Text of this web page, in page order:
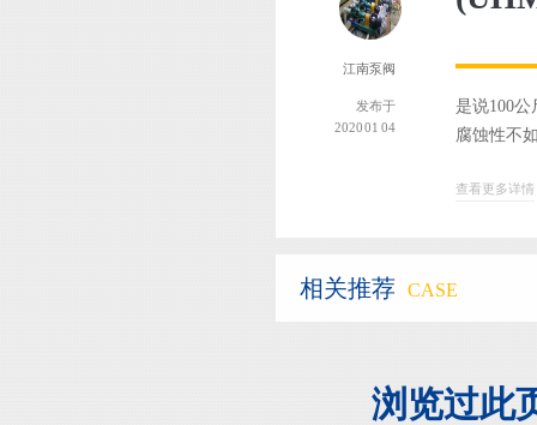
江南泵阀
发布于
2020 01 04
是说100
腐蚀性不
查看更多详情
相关推荐 CASE
浏览过此